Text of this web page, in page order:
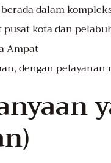
dalam
pusat kota dan
Ampat
dengan